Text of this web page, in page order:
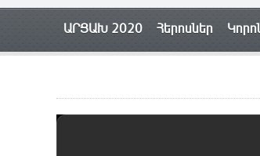
ԱՐՑԱԽ 2020 Հերոսներ